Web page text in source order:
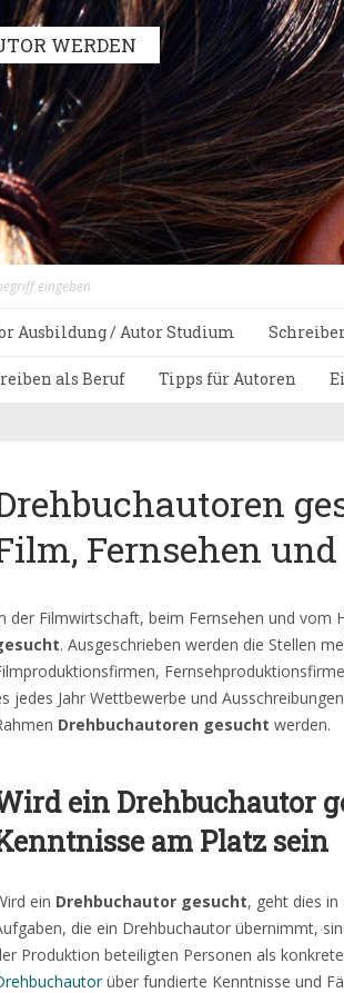
WERDEN
Ausbildung / Autor Studium
als Beruf Tipps für Autoren
Fernsehen
der Filmwirtschaft, beim Fernsehen und vom
. Ausgeschrieben werden die Stellen
jedes Jahr Wettbewerbe und
Drehbuchautoren gesucht werden.
ein Drehbuchautor
am Platz sein
ein Drehbuchautor gesucht, geht dies
die ein Drehbuchautor übernimmt,
Produktion beteiligten Personen als
über fundierte Kenntnisse und